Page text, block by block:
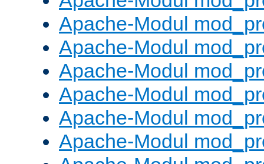
Apache-Modul
Apache-Modul
Apache-Modul
Apache-Modul
Apache-Modul
Apache-Modul